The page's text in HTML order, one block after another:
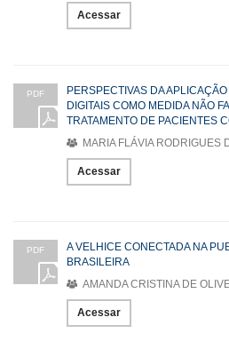
Acessar
PDF
PERSPECTIVAS DA
DIGITAIS COMO MEDIDA NÃO
TRATAMENTO DE PACIENTES
MARIA FLÁVIA RODRIGUES
Acessar
PDF
A VELHICE CONECTADA NA
BRASILEIRA
AMANDA CRISTINA DE
Acessar